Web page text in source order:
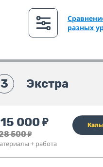
разных
3 Экстра
000₽
500₽
+ работа